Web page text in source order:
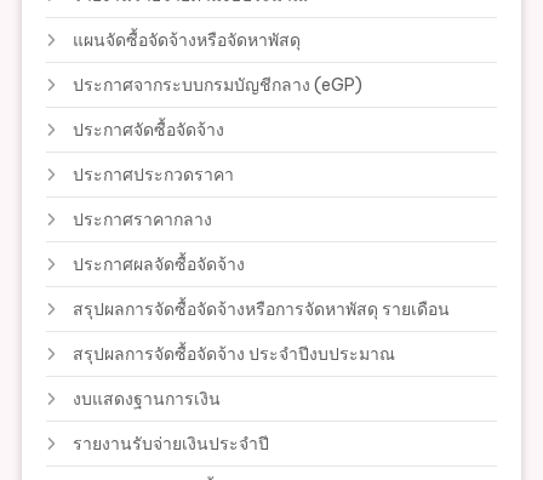
แผนจัดซื้อจัดจ้างหรือจัดหาพัสดุ
ประกาศจากระบบกรมบัญชีกลาง (eGP)
ประกาศจัดซื้อจัดจ้าง
ประกาศประกวดราคา
ประกาศราคากลาง
ประกาศผลจัดซื้อจัดจ้าง
สรุปผลการจัดซื้อจัดจ้างหรือการจัดหาพัสดุ รายเดือน
สรุปผลการจัดซื้อจัดจ้าง ประจำปีงบประมาณ
งบแสดงฐานการเงิน
รายงานรับจ่ายเงินประจำปี